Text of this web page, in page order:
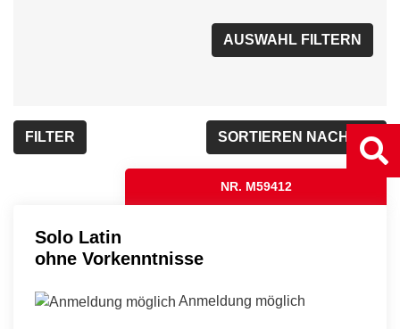
SORTIEREN NACH...
FILTER
NR. M59412
Solo Latin
ohne Vorkenntnisse
Anmeldung möglich